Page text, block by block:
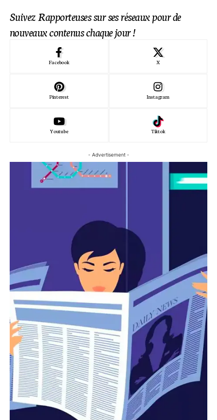
Suivez Rapporteuses sur ses réseaux pour de
nouveaux contenus chaque jour !
Facebook X
Pinterest Instagram
Youtube Tiktok
- Advertisement -